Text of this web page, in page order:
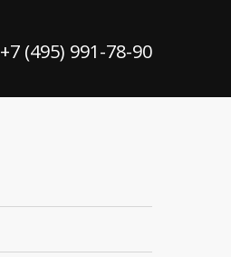
+7 (495) 991-78-90